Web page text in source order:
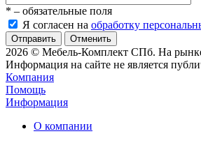
* – обязательные поля
Я согласен на обработку
Отменить
2026 © Мебель-Комплект СПб. На
Информация на сайте не является
Компания
Помощь
Информация
О компании